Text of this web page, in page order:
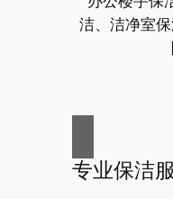
洁、洁净室
专业保洁